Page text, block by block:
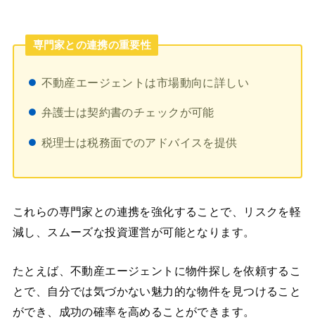
専門家との連携の重要性
不動産エージェントは市場動向に詳しい
弁護士は契約書のチェックが可能
税理士は税務面でのアドバイスを提供
これらの専門家との連携を強化することで、リスクを軽
減し、スムーズな投資運営が可能となります。
たとえば、不動産エージェントに物件探しを依頼するこ
とで、自分では気づかない魅力的な物件を見つけること
ができ、成功の確率を高めることができます。